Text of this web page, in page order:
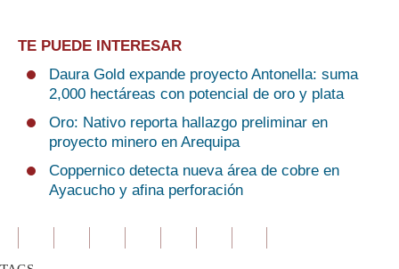
TE PUEDE INTERESAR
Daura Gold expande proyecto Antonella: suma
2,000 hectáreas con potencial de oro y plata
Oro: Nativo reporta hallazgo preliminar en
proyecto minero en Arequipa
Coppernico detecta nueva área de cobre en
Ayacucho y afina perforación